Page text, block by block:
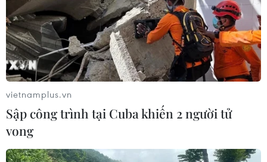
Tổng Giám đốc WHO đánh giá cao việc Việt Nam đã
tiến hành ngay từ sớm nhiều biện pháp hiệu quả, đặc
biệt là các cam kết chính trị của Lãnh đạo cấp cao, đã
giúp kiểm soát dịch bệnh.
vietnamplus.vn
Sập công trình tại Cuba khiến 2 người tử
vong